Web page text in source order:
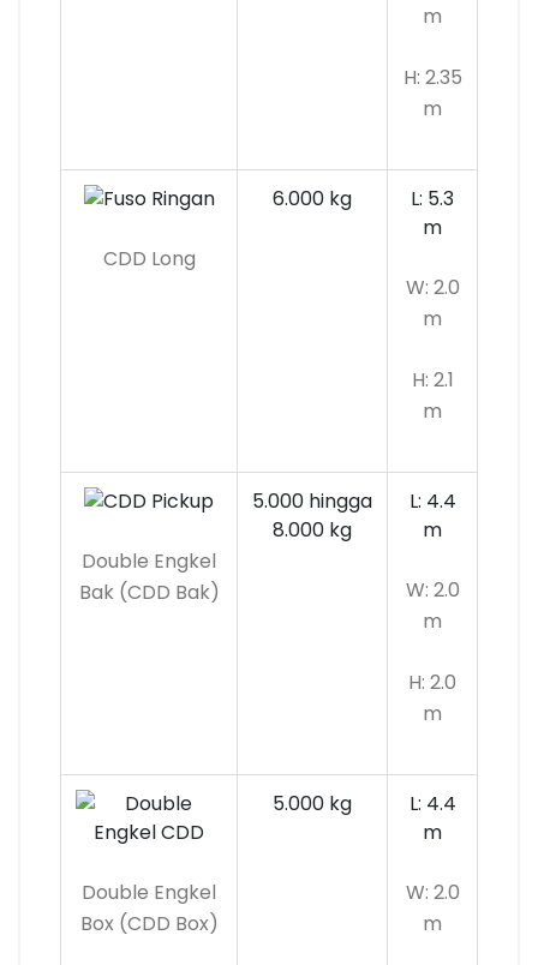
m
H: 2.35
m
CDD Long
6.000 kg
L: 5.3
m
W: 2.0
m
H: 2.1
m
Double Engkel
Bak (CDD Bak)
5.000 hingga
8.000 kg
L: 4.4
m
W: 2.0
m
H: 2.0
m
Double Engkel
Box (CDD Box)
5.000 kg
L: 4.4
m
W: 2.0
m